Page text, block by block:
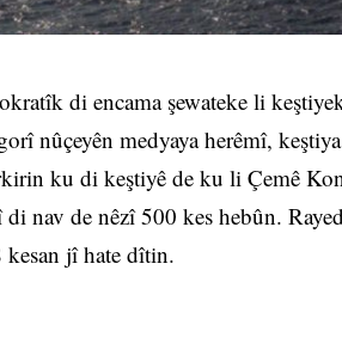
di encama şewateke li
nûçeyên medyaya herêmî,
ku di keştiyê de ku li Çemê
nav de nêzî 500 kes hebûn.
kesan jî hate dîtin.